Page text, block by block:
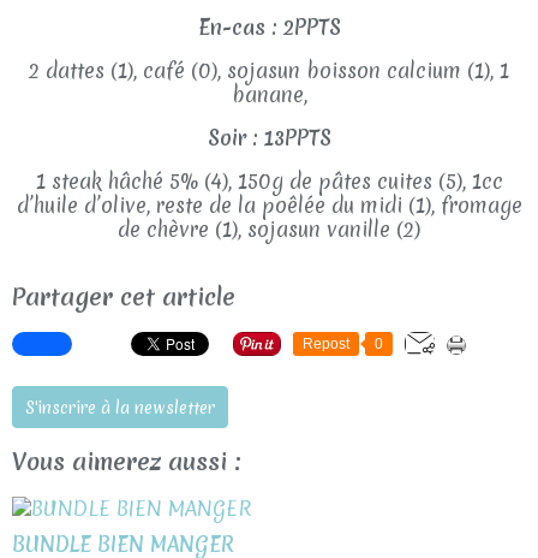
En-cas : 2PPTS
2 dattes (1), café (0), sojasun boisson calcium (1), 1
banane,
Soir : 13PPTS
1 steak hâché 5% (4), 150g de pâtes cuites (5), 1cc
d’huile d’olive, reste de la poêlée du midi (1), fromage
de chèvre (1), sojasun vanille (2)
Partager cet article
Repost 0
S'inscrire à la newsletter
Vous aimerez aussi :
BUNDLE BIEN MANGER